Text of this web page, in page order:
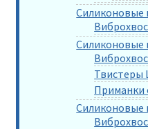
Силиконовые
Силиконовые
Твистеры
Приманки
Силиконовые